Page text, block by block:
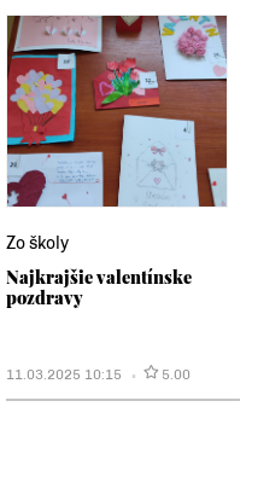
Zo školy
Najkrajšie valentínske
pozdravy
11.03.2025 10:15 5.00